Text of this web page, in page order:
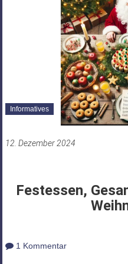
Informatives
12. Dezember 2024
Festessen,
1 Kommentar